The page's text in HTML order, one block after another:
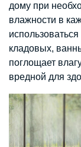
дому при
влажности в
кладовых,
поглощает
вредной для